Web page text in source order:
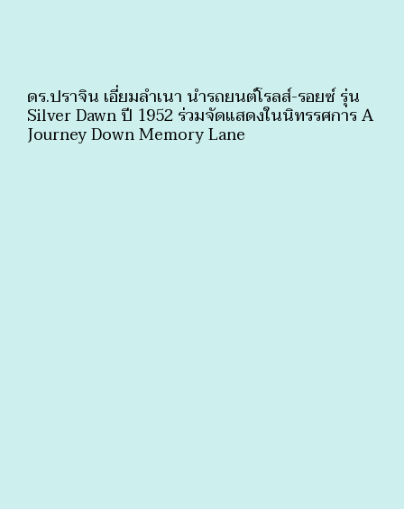
ดร.ปราจิน เอี่ยมลำเนา นำรถยนต์โรลส์-รอยซ์ รุ่น
Silver Dawn ปี 1952 ร่วมจัดแสดงในนิทรรศการ A
Journey Down Memory Lane